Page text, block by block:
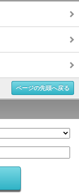
ページの先頭へ戻る